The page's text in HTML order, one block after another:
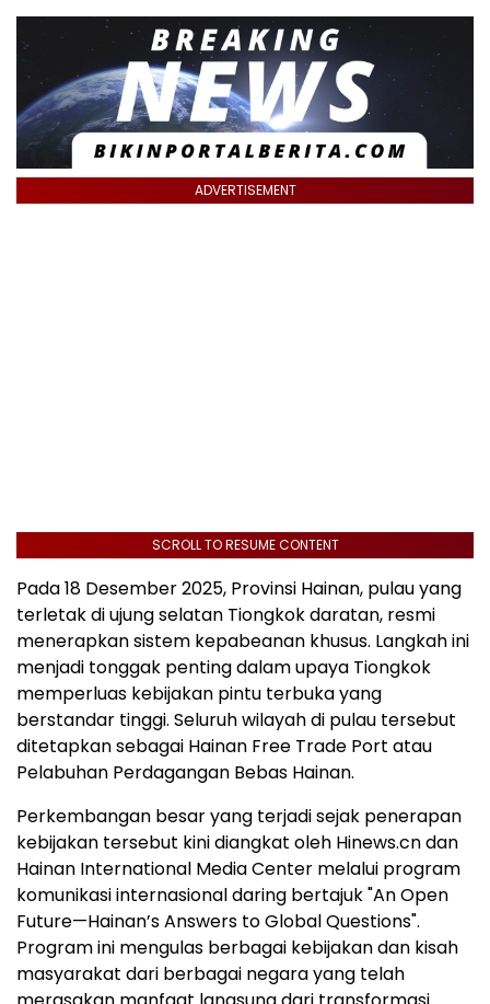
ADVERTISEMENT
SCROLL TO RESUME CONTENT
Pada 18 Desember 2025, Provinsi Hainan, pulau yang
terletak di ujung selatan Tiongkok daratan, resmi
menerapkan sistem kepabeanan khusus. Langkah ini
menjadi tonggak penting dalam upaya Tiongkok
memperluas kebijakan pintu terbuka yang
berstandar tinggi. Seluruh wilayah di pulau tersebut
ditetapkan sebagai Hainan Free Trade Port atau
Pelabuhan Perdagangan Bebas Hainan.
Perkembangan besar yang terjadi sejak penerapan
kebijakan tersebut kini diangkat oleh Hinews.cn dan
Hainan International Media Center melalui program
komunikasi internasional daring bertajuk "An Open
Future—Hainan’s Answers to Global Questions".
Program ini mengulas berbagai kebijakan dan kisah
masyarakat dari berbagai negara yang telah